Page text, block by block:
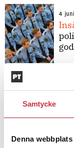
Samtycke
Denna
4
–
4